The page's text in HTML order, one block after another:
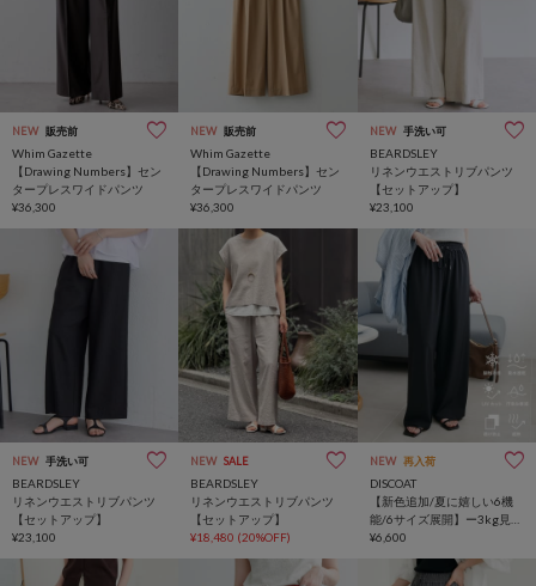
NEW 販売前
Whim Gazette
【Drawing Numbers】セン
タープレスワイドパンツ
¥36,300
NEW 販売前
Whim Gazette
【Drawing Numbers】セン
タープレスワイドパンツ
¥36,300
NEW 手洗い可
BEARDSLEY
リネンウエストリブパンツ
【セットアップ】
¥23,100
NEW 手洗い可
BEARDSLEY
リネンウエストリブパンツ
【セットアップ】
¥23,100
NEW SALE
BEARDSLEY
リネンウエストリブパンツ
【セットアップ】
¥18,480 (20%OFF)
NEW 再入荷
DISCOAT
【新色追加/夏に嬉しい6機
能/6サイズ展開】ー3kg見
え!多機能とろみイージーパ
¥6,600